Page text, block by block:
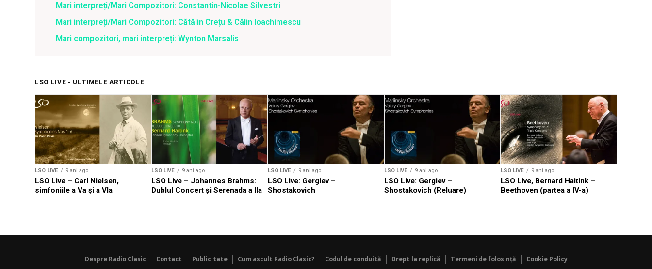
Mari interpreți/Mari Compozitori: Constantin-Nicolae Silvestri
Mari interpreți/Mari Compozitori: Cătălin Crețu & Călin Ioachimescu
Mari compozitori, mari interpreți: Wynton Marsalis
LSO LIVE - ULTIMELE ARTICOLE
LSO LIVE 9 ani ago
LSO Live – Carl Nielsen,
simfoniile a Va și a VIa
LSO LIVE 9 ani ago
LSO Live – Johannes Brahms:
Dublul Concert și Serenada a IIa
LSO LIVE 9 ani ago
LSO Live: Gergiev –
Shostakovich
LSO LIVE 9 ani ago
LSO Live: Gergiev –
Shostakovich (Reluare)
LSO LIVE 9 ani ago
LSO Live, Bernard Haitink –
Beethoven (partea a IV-a)
Despre Radio Clasic Contact Publicitate Cum ascult Radio Clasic? Codul de conduită Drept la replică Termeni de folosință Cookie Policy